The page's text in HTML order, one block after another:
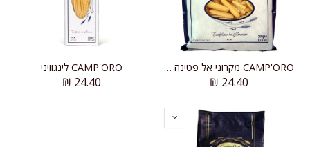
CAMP'ORO מקרוני אל פטינה (מסורק)
24.40
₪
CAMP'ORO לינגוויני
24.40
₪